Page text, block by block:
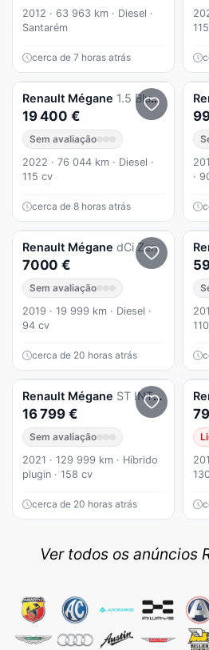
2012 · 63 963 km · Diesel ·
Santarém
cerca de 7 horas atrás
Renault Mégane 1.5 Blue dCi Intens EDC
19 400 €
Sem avaliação
2022 · 76 044 km · Diesel ·
115 cv
cerca de 8 horas atrás
·
Renault Mégane dCi Zen
7000 €
Sem avaliação
2019 · 19 999 km · Diesel ·
94 cv
cerca de 20 horas atrás
Renault Mégane ST INTENSE PLUG-IN (AUTO)
16 799 €
Sem avaliação
2021 · 129 999 km · Híbrido
plugin · 158 cv
cerca de 20 horas atrás
Ver todos os anúncios